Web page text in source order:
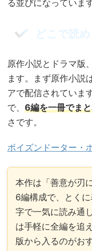
る並びになっています
どこで読
原作小説とドラマ版
ます。まず原作小説
アで配信されていま
で、 6編を一冊でま
さです。
ポイズンドーター・
本作は「善意が刃
6編構成で、とく
字で一気に読み通
は手軽に全編を追
版から入るのがお